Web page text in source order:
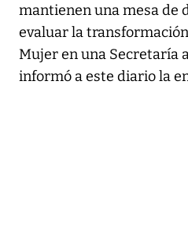
mantienen una mesa de
evaluar la
Mujer en una Secretaría
informó a este diario la